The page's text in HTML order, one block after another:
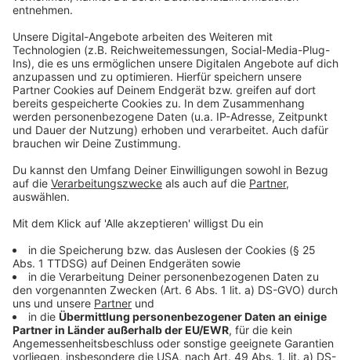
Pandemie", betonte Gebauer.
Anzeige
Bereits vor den Osterferien hatte das NRW-
Schulministerium angekündigt, dass es im
bevölkerungsreichsten Bundesland nach dem
Ferienende zunächst keinen Regelbetrieb mit
vollständigem Präsenzunterricht geben werde. Sofern
es das Infektionsgeschehen zulässt, sollen die
den Wechselunterricht starten, hieß es damals.
Der Wechsel von Unterricht in der Schule in Gruppen
und Unterricht zuhause war in den beiden Wochen vor
den Osterferien als Schritt hin zu mehr
Präsenzunterricht angeordnet worden. Allerdings
hatten mehrere Städte Kreise auf einen Aufschub